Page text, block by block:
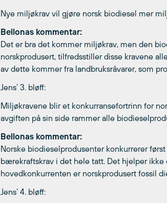
Nye miljøkrav vil gjøre norsk biodiesel mer
Bellonas kommentar:
Det er bra det kommer miljøkrav, men den
norskprodusert, tilfredsstiller disse kravene
av dette kommer fra landbruksråvarer, som
Jens’ 3. bløff:
Miljøkravene blir et konkurransefortrinn for
avgiften på sin side rammer alle
Bellonas kommentar:
Norske biodieselprodusenter konkurrerer
bærekraftskrav i det hele tatt. Det hjelper
hovedkonkurrenten er norskprodusert fossil
Jens’ 4. bløff: